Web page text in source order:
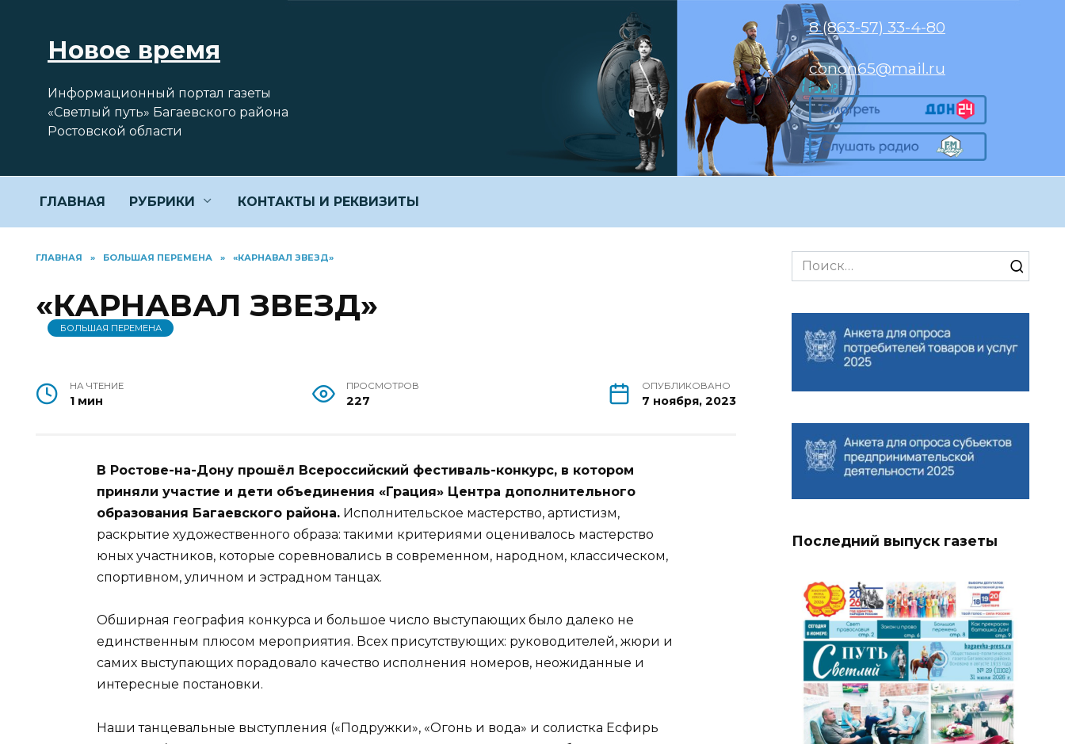
содержаниюНовое время
Информационный портал газеты
«Светлый путь» Багаевского района
Ростовской области
8 (863-57) 33-4-80
conon65@mail.ru
ГЛАВНАЯ РУБРИКИ КОНТАКТЫ И РЕКВИЗИТЫ
ГЛАВНАЯ » БОЛЬШАЯ ПЕРЕМЕНА » «КАРНАВАЛ ЗВЕЗД»
«КАРНАВАЛ ЗВЕЗД»
БОЛЬШАЯ ПЕРЕМЕНА
НА ЧТЕНИЕ
1 мин
ПРОСМОТРОВ
227
ОПУБЛИКОВАНО
7 ноября, 2023
В Ростове-на-Дону прошёл Всероссийский фестиваль-конкурс, в котором
приняли участие и дети объединения «Грация» Центра дополнительного
образования Багаевского района. Исполнительское мастерство, артистизм,
раскрытие художественного образа: такими критериями оценивалось мастерство
юных участников, которые соревновались в современном, народном, классическом,
спортивном, уличном и эстрадном танцах.
Обширная география конкурса и большое число выступающих было далеко не
единственным плюсом мероприятия. Всех присутствующих: руководителей, жюри и
самих выступающих порадовало качество исполнения номеров, неожиданные и
интересные постановки.
Наши танцевальные выступления («Подружки», «Огонь и вода» и солистка Есфирь
Search
for:
Последний выпуск газеты